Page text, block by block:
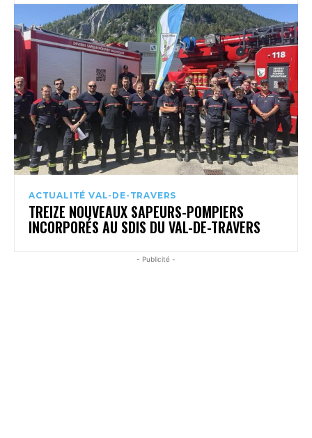
ACTUALITÉ VAL-DE-TRAVERS
TREIZE NOUVEAUX SAPEURS-POMPIERS
INCORPORÉS AU SDIS DU VAL-DE-TRAVERS
- Publicité -